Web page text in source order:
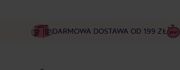
DARMOWA DOSTAWA OD 199 ZŁ